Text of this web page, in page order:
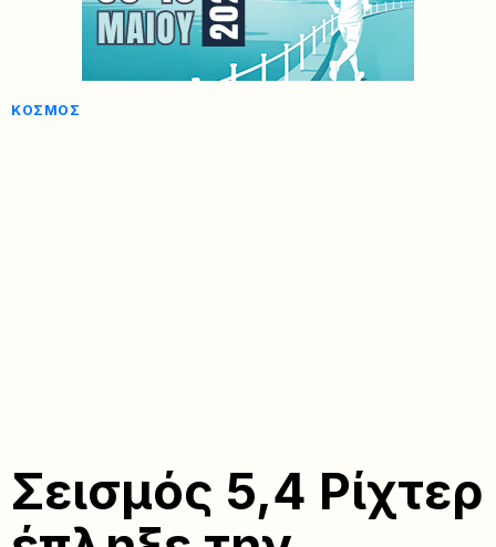
ΚΌΣΜΟΣ
Σεισμός 5,4 Ρίχτερ